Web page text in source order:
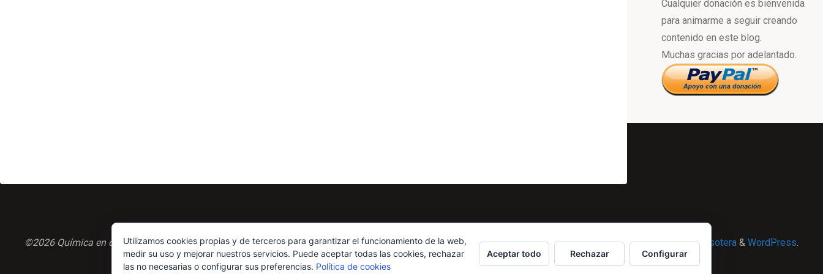
Cualquier donación es bienvenida
para animarme a seguir creando
contenido en este blog.
Muchas gracias por adelantado.
Powered by Esotera & WordPress.
©2026 Química en casa.comUtilizamos cookies propias y de terceros para garantizar el funcionamiento de la web,
medir su uso y mejorar nuestros servicios. Puede aceptar todas las cookies, rechazar
las no necesarias o configurar sus preferencias. Política de cookies
Aceptar todo Rechazar Configurar